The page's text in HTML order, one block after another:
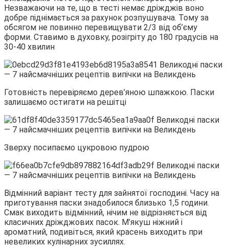
Незважаючи на те, що в тесті немає дріжджів воно
добре піднімається за рахунок розпушувача. Тому за
обсягом не повинно перевищувати 2/3 від об’єму
форми. Ставимо в духовку, розігріту до 180 градусів на
30-40 хвилин
Готовність перевіряємо дерев’яною шпажкою. Паски
залишаємо остигати на решітці
Зверху посипаємо цукровою пудрою
Відмінний варіант тесту для зайнятої господині. Часу на
приготування паски знадобилося близько 1,5 години.
Смак виходить відмінний, нічим не відрізняється від
класичних дріжджових пасок. М’якуш ніжний і
ароматний, подивіться, який красень виходить при
невеликих кулінарних зусиллях.